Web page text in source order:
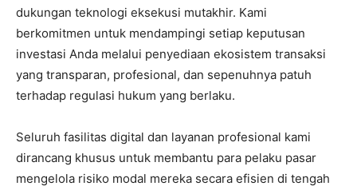
dukungan teknologi eksekusi mutakhir. Kami
berkomitmen untuk mendampingi setiap keputusan
investasi Anda melalui penyediaan ekosistem transaksi
yang transparan, profesional, dan sepenuhnya patuh
terhadap regulasi hukum yang berlaku.
Seluruh fasilitas digital dan layanan profesional kami
dirancang khusus untuk membantu para pelaku pasar
mengelola risiko modal mereka secara efisien di tengah